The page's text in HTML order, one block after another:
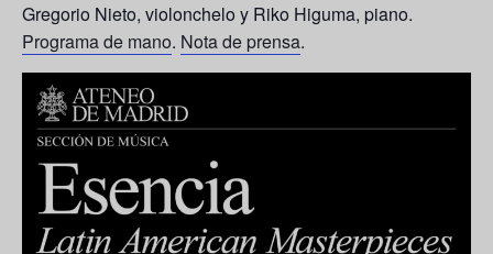
Gregorio Nieto, violonchelo y Riko Higuma, piano.
Programa de mano. Nota de prensa.